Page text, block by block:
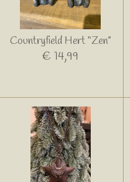
Countryfield Hert “Zen”
€ 14,99